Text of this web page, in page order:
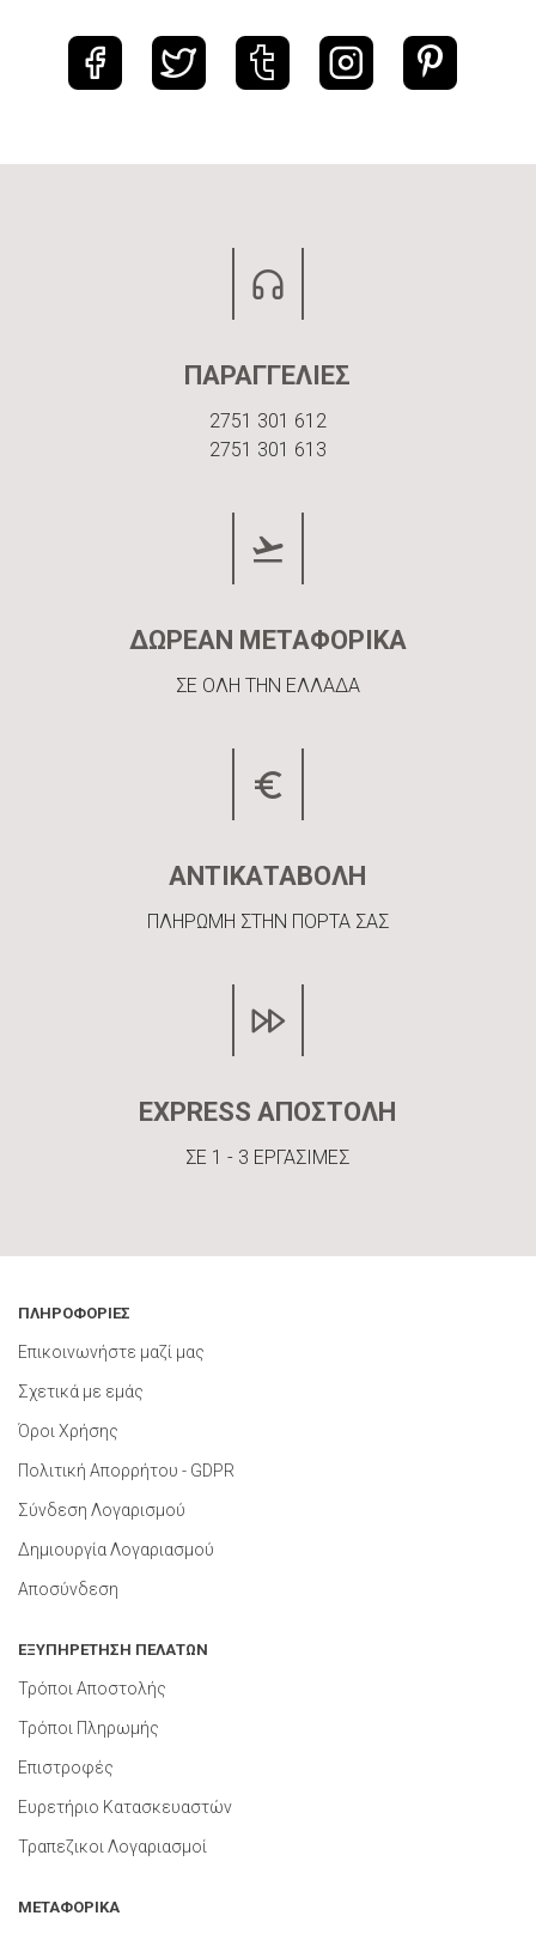
ΠΑΡΑΓΓΕΛΙΕΣ
2751 301 612
2751 301 613
ΔΩΡΕΑΝ ΜΕΤΑΦΟΡΙΚΑ
ΣΕ ΟΛΗ ΤΗΝ ΕΛΛΑΔΑ
ΑΝΤΙΚΑΤΑΒΟΛΗ
ΠΛΗΡΩΜΗ ΣΤΗΝ ΠΟΡΤΑ ΣΑΣ
EXPRESS ΑΠΟΣΤΟΛΗ
ΣΕ 1 - 3 ΕΡΓΑΣΙΜΕΣ
ΠΛΗΡΟΦΟΡΙΕΣ
Επικοινωνήστε μαζί μας
Σχετικά με εμάς
Όροι Χρήσης
Πολιτική Απορρήτου - GDPR
Σύνδεση Λογαρισμού
Δημιουργία Λογαριασμού
Αποσύνδεση
ΕΞΥΠΗΡΕΤΗΣΗ ΠΕΛΑΤΩΝ
Τρόποι Αποστολής
Τρόποι Πληρωμής
Επιστροφές
Ευρετήριο Κατασκευαστών
Τραπεζικοι Λογαριασμοί
ΜΕΤΑΦΟΡΙΚΑ